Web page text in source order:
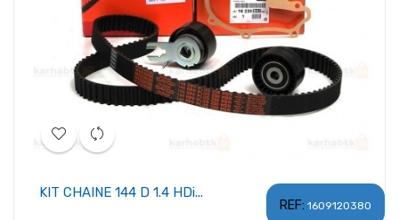
REF: 1609120380
KIT CHAINE 144 D 1.4 HDi...